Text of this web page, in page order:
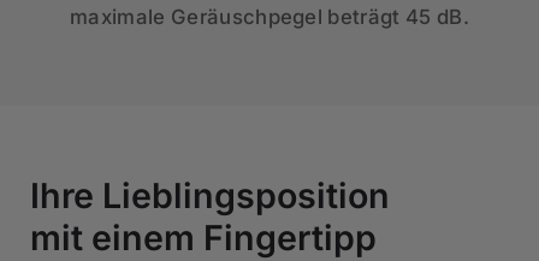
maximale Geräuschpegel beträgt 45 dB.
Ihre Lieblingsposition
mit einem Fingertipp